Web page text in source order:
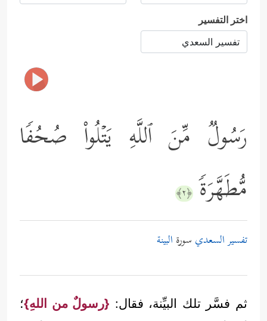
اختر التفسير
رَسُولࣱ مِّنَ ٱللَّهِ یَتۡلُواْ صُحُفࣰا
مُّطَهَّرَةࣰ ﴿٢﴾
تفسير السعدي سورة البينة
ثم فسَّر تلك البيِّنة، فقال: {رسولٌ من اللهِ}؛